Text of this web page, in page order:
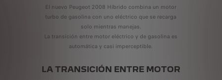
El nuevo Peugeot 2008 Híbrido combina un motor
turbo de gasolina con uno eléctrico que se recarga
solo mientras manejas.
La transición entre motor eléctrico y de gasolina es
automática y casi imperceptible.
LA TRANSICIÓN ENTRE MOTOR